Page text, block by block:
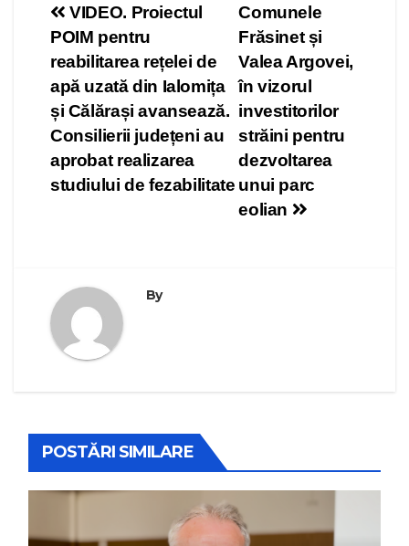
Navigare
în
articole
Comunele
Frăsinet și
Valea Argovei,
în vizorul
investitorilor
străini pentru
dezvoltarea
unui parc
eolian
VIDEO. Proiectul
POIM pentru
reabilitarea rețelei de
apă uzată din Ialomița
și Călărași avansează.
Consilierii județeni au
aprobat realizarea
studiului de fezabilitate
By
POSTĂRI SIMILARE